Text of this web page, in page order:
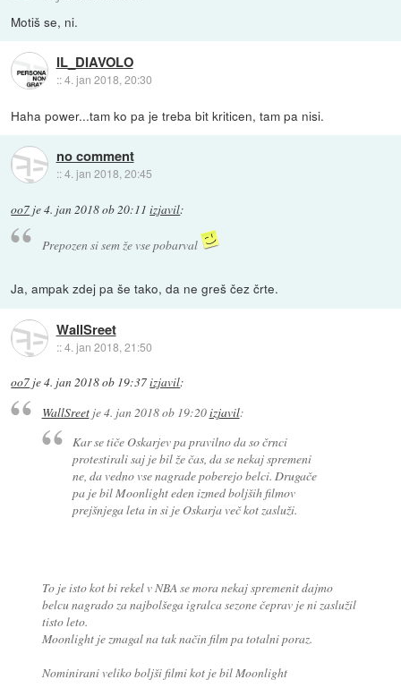
Motiš se, ni.
IL_DIAVOLO
::4. jan 2018, 20:30
Haha power...tam ko pa je treba bit kriticen, tam pa nisi.
no comment
::4. jan 2018, 20:45
oo7 je4. jan 2018 ob 20:11 izjavil:
Prepozen si sem že vse pobarval
Ja, ampak zdej pa še tako, da ne greš čez črte.
WallSreet
::4. jan 2018, 21:50
oo7 je4. jan 2018 ob 19:37izjavil:
WallSreetje4. jan 2018 ob 19:20izjavil:
Kar se tiče Oskarjev pa pravilno da so črnci
protestirali saj je bil že čas, da se nekaj spremeni
ne, da vedno vse nagrade poberejo belci. Drugače
pa je bil Moonlight eden izmed boljših filmov
prejšnjega leta in si je Oskarja več kot zasluži.
To je isto kot bi rekel v NBA se mora nekaj spremenit dajmo
belcu nagrado za najbolšega igralca sezone čeprav je ni zaslužil
tisto leto.
Moonlight je zmagal na tak način film pa totalni poraz.
Nominirani veliko boljši filmi kot je bil Moonlight